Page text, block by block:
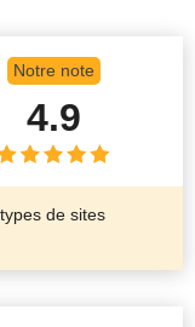
Notre note
4.9
de sites